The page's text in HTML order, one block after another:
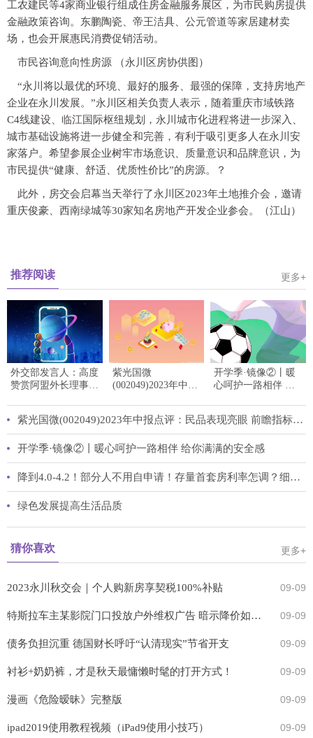
工农建民等4家商业银行组成住房金融服务展区，为市民购房提供
金融政策咨询。东鹏陶瓷、帝王洁具、公元管道等家居建材卖
场，也会开展惠民消费促销活动。
市民咨询意向性房源 （永川区房协供图）
“永川将以最优的环境、最好的服务、最强的保障，支持房地产
企业在永川发展。”永川区相关负责人表示，随着重庆市域铁路
C4线建设、临江国际枢纽规划，永川城市化进程将进一步深入、
城市基础设施将进一步健全和完善，有利于吸引更多人在永川安
家落户。希望参展企业树牢市场意识、质量意识和品牌意识，为
市民提供“健康、舒适、优质性价比”的房源。？
此外，房交会启幕当天举行了永川区2023年土地推介会，邀请
重庆俊豪、西南绿城等30家知名房地产开发企业参会。（江山）
推荐阅读 更多+
外交部发言人：高度
赞赏阿盟外长理事会
紫光国微
(002049)2023年中报
足
开学季·镜像②丨暖
心呵护一路相伴 给
紫光国微(002049)2023年中报点评：民品表现亮眼 前瞻指标预示动能充足
开学季·镜像②丨暖心呵护一路相伴 给你满满的安全感
降到4.0-4.2！部分人不用自申请！存量首套房利率怎调？细则出了
绿色发展提高生活品质
猜你喜欢 更多+
09-09
2023永川秋交会｜个人购新房享契税100%补贴
09-09
特斯拉车主某影院门口投放户外维权广告 暗示降价如儿戏
09-09
债务负担沉重 德国财长呼吁“认清现实”节省开支
09-09
衬衫+奶奶裤，才是秋天最慵懒时髦的打开方式！
09-09
漫画《危险暧昧》完整版
09-09
ipad2019使用教程视频（iPad9使用小技巧）